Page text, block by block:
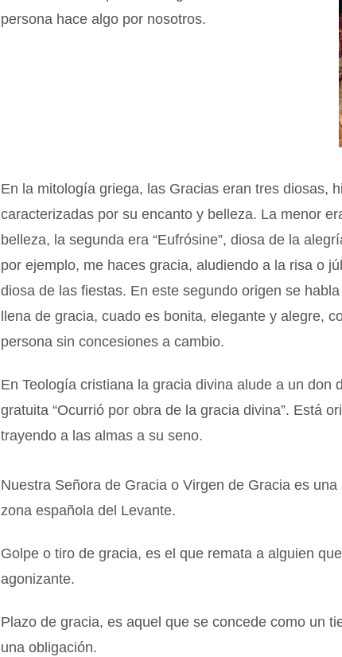
persona hace algo por nosotros.
En la mitología griega, las Gracias eran tres diosas,
caracterizadas por su encanto y belleza. La menor
belleza, la segunda era “Eufrósine”, diosa de la
por ejemplo, me haces gracia, aludiendo a la risa o
diosa de las fiestas. En este segundo origen se
llena de gracia, cuado es bonita, elegante y alegre,
persona sin concesiones a cambio.
En Teología cristiana la gracia divina alude a un don
gratuita “Ocurrió por obra de la gracia divina”. Está
trayendo a las almas a su seno.
Nuestra Señora de Gracia o Virgen de Gracia es
zona española del Levante.
Golpe o tiro de gracia, es el que remata a alguien
agonizante.
Plazo de gracia, es aquel que se concede como un
una obligación.